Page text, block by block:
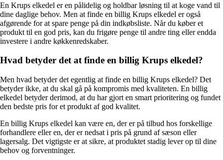
En Krups elkedel er en pålidelig og holdbar løsning til at koge vand til
dine daglige behov. Men at finde en billig Krups elkedel er også
afgørende for at spare penge på din indkøbsliste. Når du køber et
produkt til en god pris, kan du frigøre penge til andre ting eller endda
investere i andre køkkenredskaber.
Hvad betyder det at finde en billig Krups elkedel?
Men hvad betyder det egentlig at finde en billig Krups elkedel? Det
betyder ikke, at du skal gå på kompromis med kvaliteten. En billig
elkedel betyder derimod, at du har gjort en smart prioritering og fundet
den bedste pris for et produkt af god kvalitet.
En billig Krups elkedel kan være en, der er på tilbud hos forskellige
forhandlere eller en, der er nedsat i pris på grund af sæson eller
lagersalg. Det vigtigste er at sikre, at produktet stadig lever op til dine
behov og forventninger.